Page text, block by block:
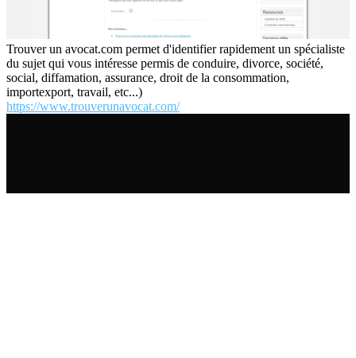
Trouver un avocat.com permet d'identifier rapidement un spécialiste
du sujet qui vous intéresse permis de conduire, divorce, société,
social, diffamation, assurance, droit de la consommation,
importexport, travail, etc...)
https://www.trouverunavocat.com/